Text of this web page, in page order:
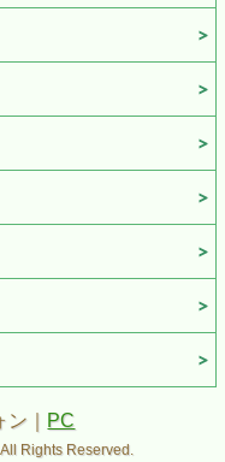
ッチにより簡単高さ調
より楽器を安定的にサ
） 510（D） 705-
（D） 1,025（H）
｜ PC
Rights Reserved.